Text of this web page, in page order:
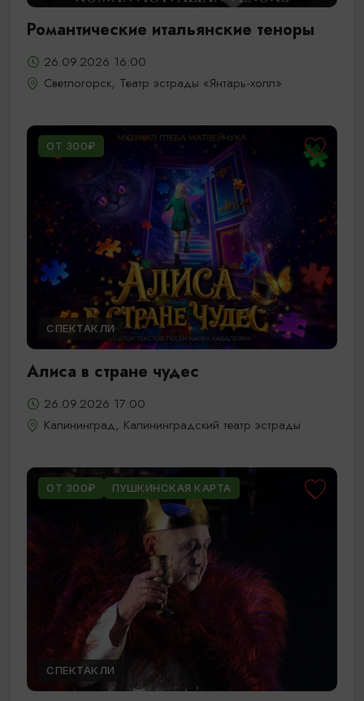
Романтические итальянские теноры
26.09.2026 16:00
Светлогорск, Театр эстрады «Янтарь-холл»
ОТ 300₽
СПЕКТАКЛИ
Алиса в стране чудес
26.09.2026 17:00
Калининград, Калининградский театр эстрады
ОТ 300₽ ПУШКИНСКАЯ КАРТА
СПЕКТАКЛИ